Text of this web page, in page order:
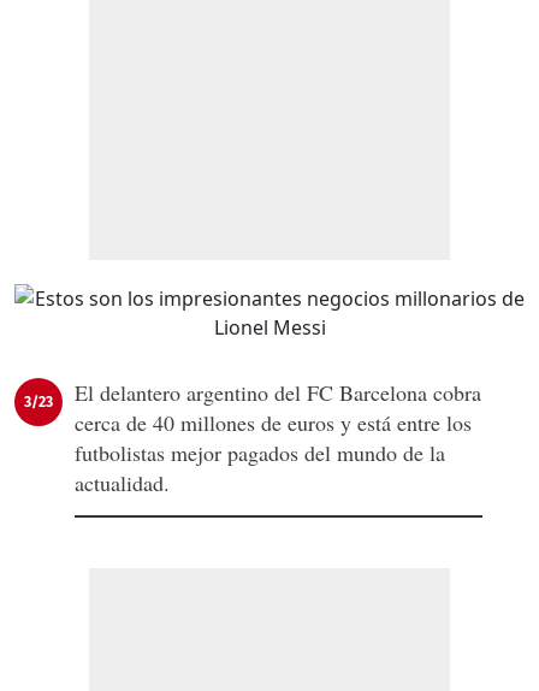
3/23
El delantero argentino del FC Barcelona cobra
cerca de 40 millones de euros y está entre los
futbolistas mejor pagados del mundo de la
actualidad.